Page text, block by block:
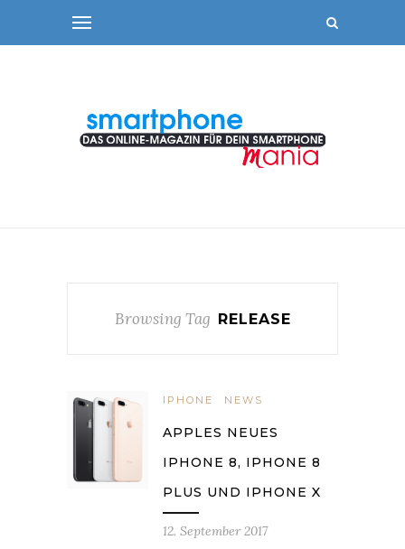
Browsing Tag RELEASE
IPHONE NEWS
APPLES NEUES
IPHONE 8, IPHONE 8
PLUS UND IPHONE X
12. September 2017